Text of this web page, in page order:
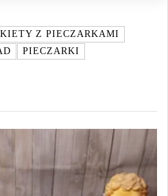
Z PIECZARKAMI
PIECZARKI